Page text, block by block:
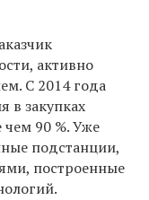
активно
С 2014 года
в закупках
чем 90 %. Уже
подстанции,
построенные